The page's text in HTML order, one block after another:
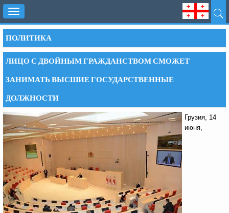
Toggle
navigation
ПОЛИТИКА
ЛИЦО С ДВОЙНЫМ ГРАЖДАНСТВОМ СМОЖЕТ
ЗАНИМАТЬ ВЫСШИЕ ГОСУДАРСТВЕННЫЕ
ДОЛЖНОСТИ
Грузия, 14
июня,